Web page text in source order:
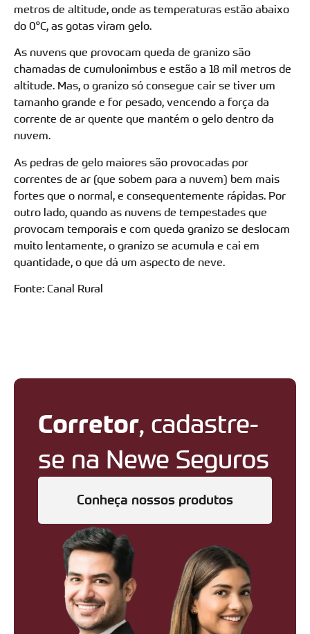
metros de altitude, onde as temperaturas estão abaixo
do 0°C, as gotas viram gelo.
As nuvens que provocam queda de granizo são
chamadas de cumulonimbus e estão a 18 mil metros de
altitude. Mas, o granizo só consegue cair se tiver um
tamanho grande e for pesado, vencendo a força da
corrente de ar quente que mantém o gelo dentro da
nuvem.
As pedras de gelo maiores são provocadas por
correntes de ar (que sobem para a nuvem) bem mais
fortes que o normal, e consequentemente rápidas. Por
outro lado, quando as nuvens de tempestades que
provocam temporais e com queda granizo se deslocam
muito lentamente, o granizo se acumula e cai em
quantidade, o que dá um aspecto de neve.
Fonte: Canal Rural
Corretor, cadastre-
se na Newe Seguros
Conheça nossos produtos